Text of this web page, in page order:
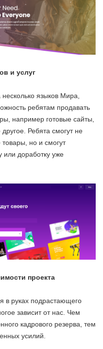
и услуг
языков Мира,
ребятам продавать
например готовые сайты,
Ребята смогут не
но и смогут
или доработку уже
проекта
в руках подрастающего
зависит от нас. Чем
кадрового резерва, тем
усилий.